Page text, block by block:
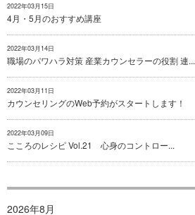
2022年03月15日
4月・5月のおすすめ講座
2022年03月14日
職場のパワハラ対策 産業カウンセラーの役割 連...
2022年03月11日
カウンセリングのWeb予約がスタートします！
2022年03月09日
こころのレシピ Vol.21 心身のコントロー...
2026年8月